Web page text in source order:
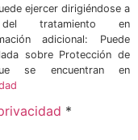
ejercer dirigiéndose a
tratamiento en
adicional: Puede
sobre Protección de
se encuentran en
*